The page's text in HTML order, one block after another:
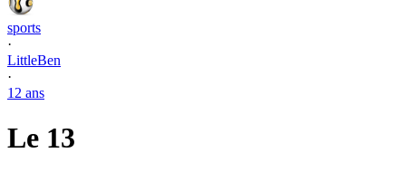
sports
·
LittleBen
·
12 ans
Le 13